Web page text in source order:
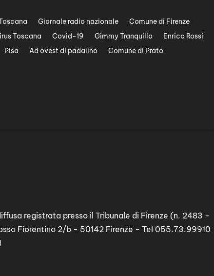
Giornale radio nazionale
Comune di Firenze
Toscana Covid-19 Gimmy Tranquillo
Enrico Rossi
Pisa Ad ovest di padalino
Comune di Prato
registrata presso il Tribunale di Firenze (n. 2483 -
Fiorentino 2/b - 50142 Firenze - Tel 055.73.99910